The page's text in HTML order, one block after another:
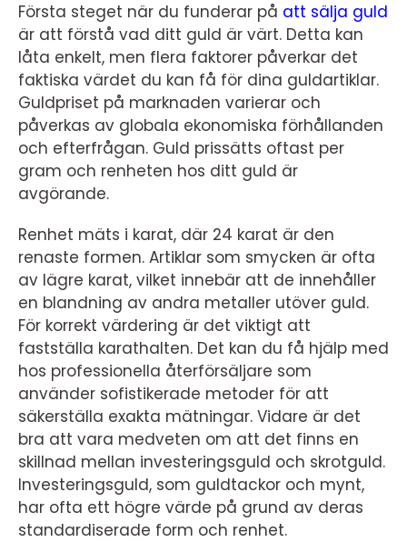
Första steget när du funderar på att sälja guld
är att förstå vad ditt guld är värt. Detta kan
låta enkelt, men flera faktorer påverkar det
faktiska värdet du kan få för dina guldartiklar.
Guldpriset på marknaden varierar och
påverkas av globala ekonomiska förhållanden
och efterfrågan. Guld prissätts oftast per
gram och renheten hos ditt guld är
avgörande.
Renhet mäts i karat, där 24 karat är den
renaste formen. Artiklar som smycken är ofta
av lägre karat, vilket innebär att de innehåller
en blandning av andra metaller utöver guld.
För korrekt värdering är det viktigt att
fastställa karathalten. Det kan du få hjälp med
hos professionella återförsäljare som
använder sofistikerade metoder för att
säkerställa exakta mätningar. Vidare är det
bra att vara medveten om att det finns en
skillnad mellan investeringsguld och skrotguld.
Investeringsguld, som guldtackor och mynt,
har ofta ett högre värde på grund av deras
standardiserade form och renhet.